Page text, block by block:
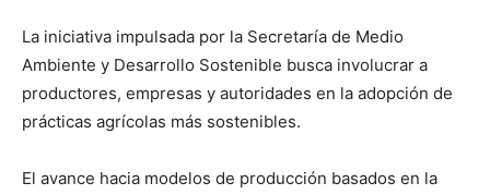
La iniciativa impulsada por la Secretaría de Medio
Ambiente y Desarrollo Sostenible busca involucrar a
productores, empresas y autoridades en la adopción de
prácticas agrícolas más sostenibles.
El avance hacia modelos de producción basados en la